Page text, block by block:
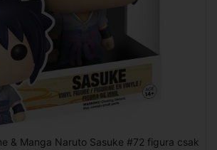
& Manga Naruto Sasuke #72 figura csak